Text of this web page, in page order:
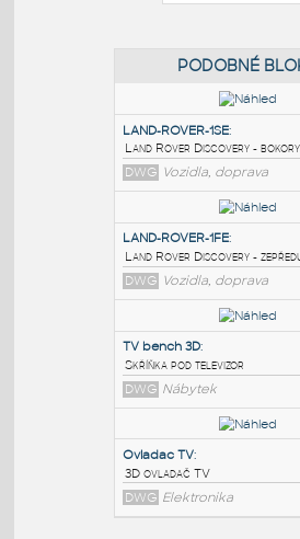
LAND-ROVER-1SE:
Land Rover Discovery
DWG Vozidla,
LAND-ROVER-1FE:
Land Rover Discovery
DWG Vozidla,